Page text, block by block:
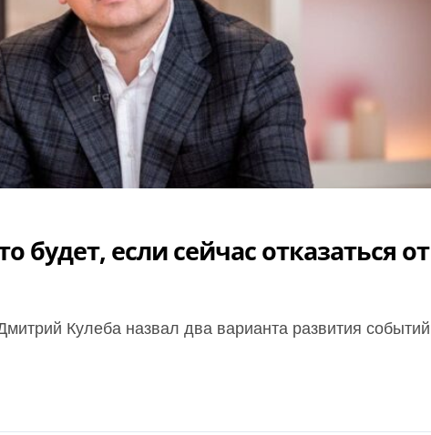
будет, если сейчас отказаться от